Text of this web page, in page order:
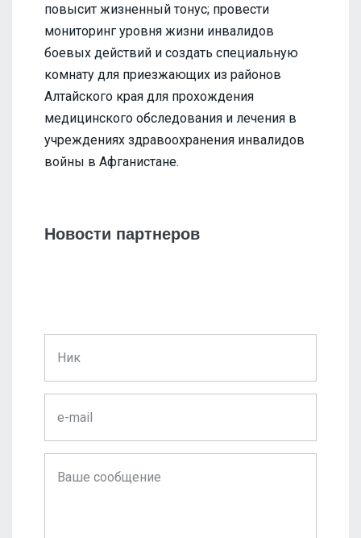
повысит жизненный тонус; провести
мониторинг уровня жизни инвалидов
боевых действий и создать специальную
комнату для приезжающих из районов
Алтайского края для прохождения
медицинского обследования и лечения в
учреждениях здравоохранения инвалидов
войны в Афганистане.
Новости партнеров